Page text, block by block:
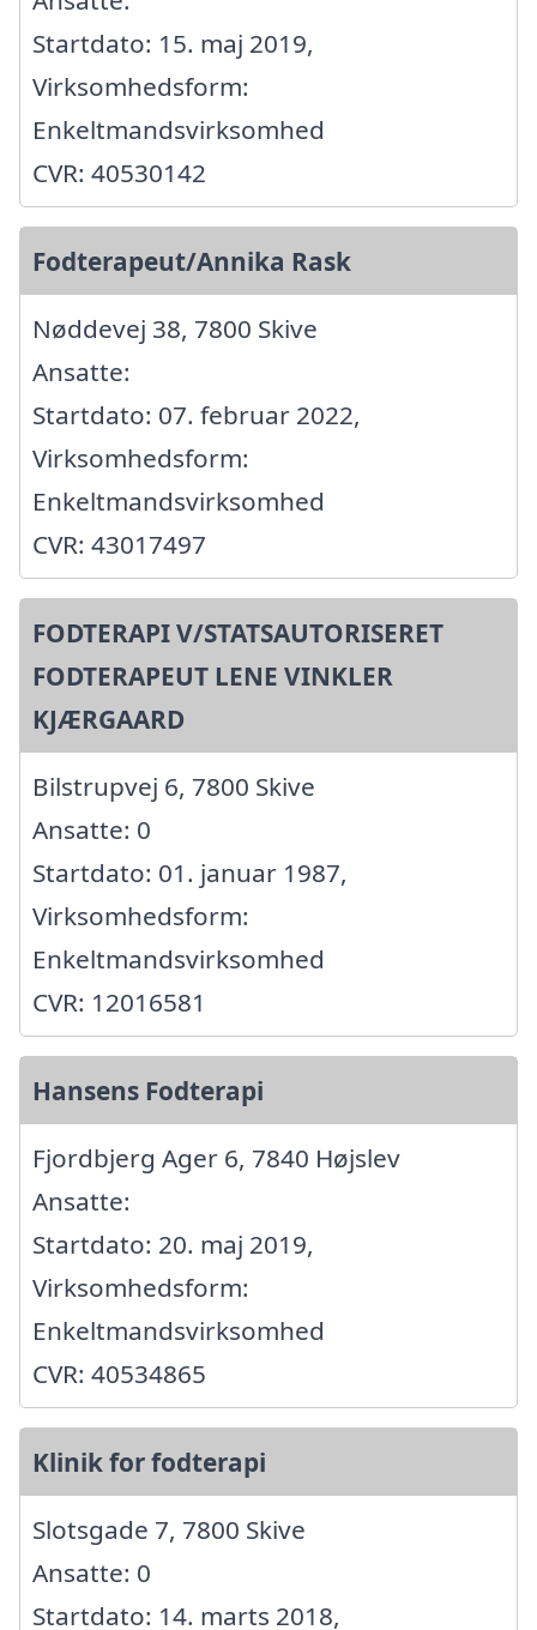
Startdato: 15. maj 2019,
Virksomhedsform:
Enkeltmandsvirksomhed
CVR: 40530142
Fodterapeut/Annika Rask
Nøddevej 38, 7800 Skive
Ansatte:
Startdato: 07. februar 2022,
Virksomhedsform:
Enkeltmandsvirksomhed
CVR: 43017497
FODTERAPI V/STATSAUTORISERET
FODTERAPEUT LENE VINKLER
KJÆRGAARD
Bilstrupvej 6, 7800 Skive
Ansatte: 0
Startdato: 01. januar 1987,
Virksomhedsform:
Enkeltmandsvirksomhed
CVR: 12016581
Hansens Fodterapi
Fjordbjerg Ager 6, 7840 Højslev
Ansatte:
Startdato: 20. maj 2019,
Virksomhedsform:
Enkeltmandsvirksomhed
CVR: 40534865
Klinik for fodterapi
Slotsgade 7, 7800 Skive
Ansatte: 0
Startdato: 14. marts 2018,